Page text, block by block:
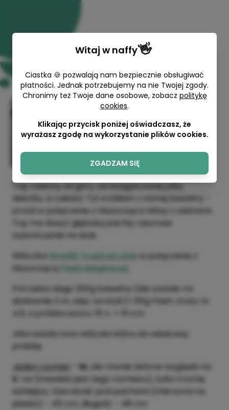
Top Sylwestrowy - wzór
dziewiarski/opis wykonania
Zdzisława Polok
Top robiony od góry, od ściągaczowej plisy
dekoltu, w całości. Tył zrobiłam z samej bawełny -
przód w połączeniu z błyszcząca nitką z cekinami.
Top ma dosyć głęboką pachę i ażurowe
wykończenie na dole.
Włóczka:
Brazil2 Tropical Lane w połączeniu z
błyszczącą
Flash Magicloop
Potrzeba niego 200g bawełny (ale zostało mi
dosłownie 2 m, więc na styk!) i 50g Flash. Druty nr
4,5, a próbka wzoru: 15 o. = 10 cm
Albo każda inna włóczka która da właściwą
próbkę.
Jeden rozmiar
M, ale równie dobrze wygląda na
-ce (manekin jest tego rozmiaru), tylko trochę
luźniejszy. Szerokość pod pachami (mierzona na
płasko) - 45 cm, długość - 48 cm
Witaj w naffy 👋
Ciastka 🍪 pozwalają nam bezpiecznie obsługiwać
płatności. Jednak potrzebujemy na nie Twojej zgody.
Chronimy też Twoje dane osobowe, zobacz politykę
cookies.
Klikając przycisk poniżej oświadczasz, że
wyrażasz zgodę na wykorzystanie plików cookies.
ZGADZAM SIĘ